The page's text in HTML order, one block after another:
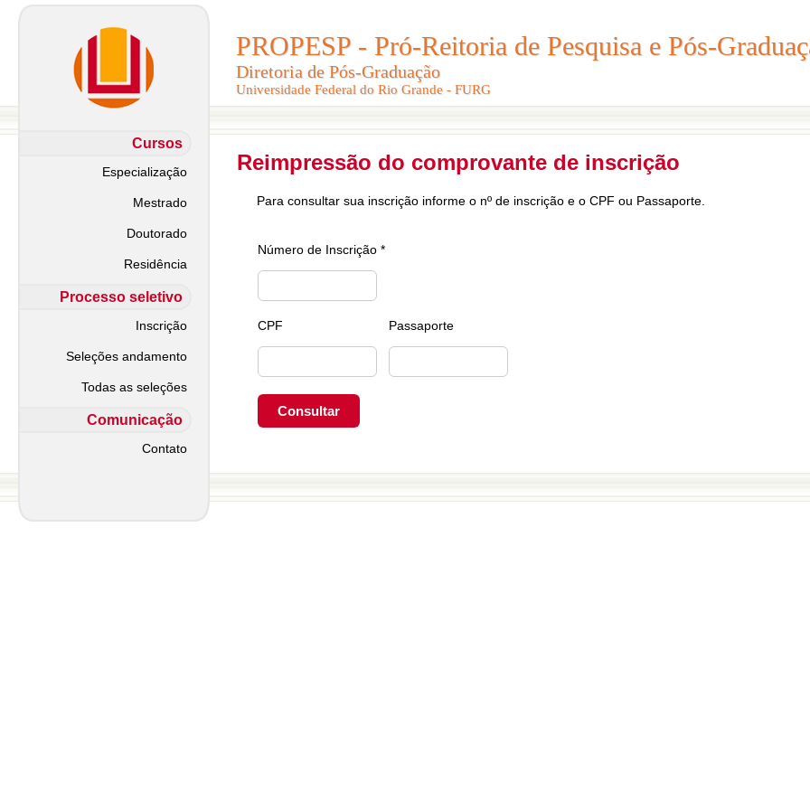
PROPESP - Pró-Reitoria de Pesquisa e Pós-
Diretoria de Pós-Graduação
Universidade Federal do Rio Grande - FURG
PROPESP - Pró-Reitoria de Pesquisa e Pós-
Diretoria de Pós-Graduação
Universidade Federal do Rio Grande - FURG
Cursos
Especialização
Mestrado
Doutorado
Residência
Processo seletivo
Inscrição
Seleções andamento
Todas as seleções
Comunicação
Contato
Reimpressão do comprovante de inscrição
Para consultar sua inscrição informe o nº de inscrição e o CPF ou Passaporte.
Número de Inscrição *
CPF Passaporte